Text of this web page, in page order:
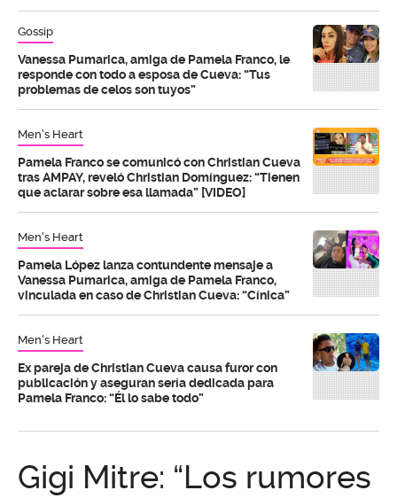
Gossip
Vanessa Pumarica, amiga de Pamela Franco, le
responde con todo a esposa de Cueva: “Tus
problemas de celos son tuyos”
Men's Heart
Pamela Franco se comunicó con Christian Cueva
tras AMPAY, reveló Christian Domínguez: “Tienen
que aclarar sobre esa llamada” [VIDEO]
Men's Heart
Pamela López lanza contundente mensaje a
Vanessa Pumarica, amiga de Pamela Franco,
vinculada en caso de Christian Cueva: “Cínica”
Men's Heart
Ex pareja de Christian Cueva causa furor con
publicación y aseguran sería dedicada para
Pamela Franco: “Él lo sabe todo”
Gigi Mitre: “Los rumores